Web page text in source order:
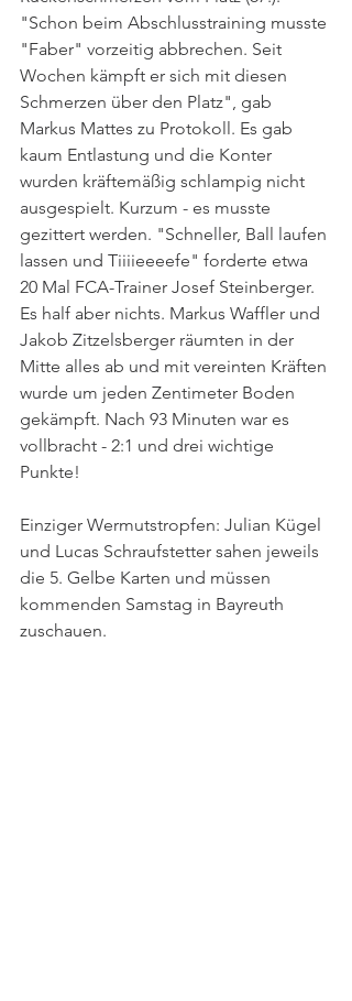
"Schon beim Abschlusstraining musste
"Faber" vorzeitig abbrechen. Seit
Wochen kämpft er sich mit diesen
Schmerzen über den Platz", gab
Markus Mattes zu Protokoll. Es gab
kaum Entlastung und die Konter
wurden kräftemäßig schlampig nicht
ausgespielt. Kurzum - es musste
gezittert werden. "Schneller, Ball laufen
lassen und Tiiiieeeefe" forderte etwa
20 Mal FCA-Trainer Josef Steinberger.
Es half aber nichts. Markus Waffler und
Jakob Zitzelsberger räumten in der
Mitte alles ab und mit vereinten Kräften
wurde um jeden Zentimeter Boden
gekämpft. Nach 93 Minuten war es
vollbracht - 2:1 und drei wichtige
Punkte!
Einziger Wermutstropfen: Julian Kügel
und Lucas Schraufstetter sahen jeweils
die 5. Gelbe Karten und müssen
kommenden Samstag in Bayreuth
zuschauen.